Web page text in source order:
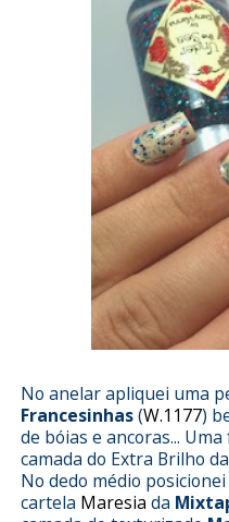
No anelar apliquei uma
Francesinhas(W.1177)
de bóias e ancoras...
camada do Extra Brilho
No dedo médio
cartela Maresia da